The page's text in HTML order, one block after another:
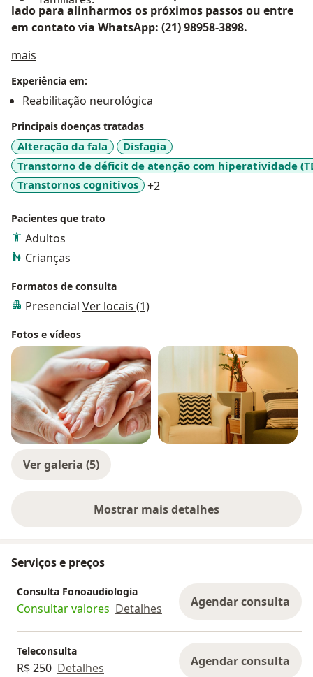
lado para alinharmos os próximos passos ou entre
em contato via WhatsApp: (21) 98958-3898.
mais
Experiência em:
Reabilitação neurológica
Principais doenças tratadas
Alteração da fala
Disfagia
Transtorno de déficit de atenção com hiperatividade
Transtornos cognitivos
+2
Pacientes que trato
Adultos
Crianças
Formatos de consulta
Presencial Ver locais (1)
Fotos e vídeos
Ver galeria (5)
Mostrar mais detalhes
sobre a experiência
Serviços e preços
Consulta Fonoaudiologia
Consultar valores Detalhes Agendar consulta
Teleconsulta
R$ 250 Detalhes Agendar consulta